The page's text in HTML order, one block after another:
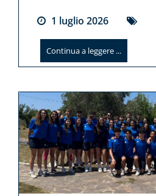
1 luglio 2026
Continua a leggere ...